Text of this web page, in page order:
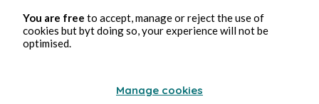
You are free to accept, manage or reject the use of
cookies but byt doing so, your experience will not be
optimised.
Manage cookies